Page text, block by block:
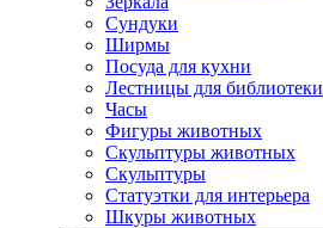
Сундуки
Ширмы
Посуда для кухни
Лестницы для библиотеки
Часы
Фигуры животных
Скульптуры животных
Скульптуры
Статуэтки для интерьера
Шкуры животных